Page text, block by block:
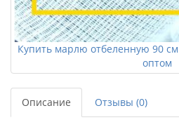
Купить марлю отбеленную 90
оптом
Описание Отзывы (0)